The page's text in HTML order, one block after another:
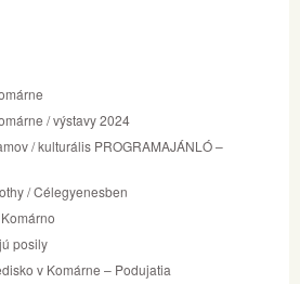
/ výstavy 2024
/ kulturális PROGRAMAJÁNLÓ –
/ Célegyenesben
posily
v Komárne – Podujatia